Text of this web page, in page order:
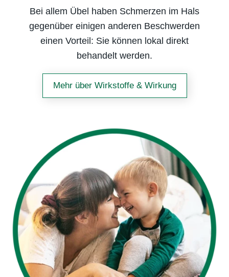
Bei allem Übel haben Schmerzen im Hals
gegenüber einigen anderen Beschwerden
einen Vorteil: Sie können lokal direkt
behandelt werden.
Mehr über Wirkstoffe & Wirkung